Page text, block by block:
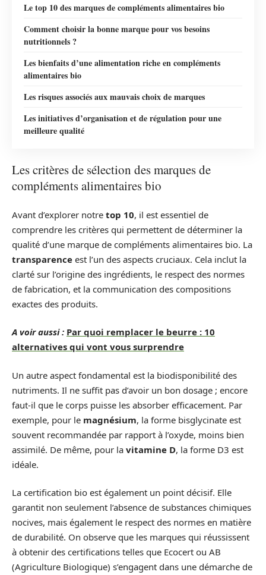
Le top 10 des marques de compléments alimentaires bio
Comment choisir la bonne marque pour vos besoins
nutritionnels ?
Les bienfaits d’une alimentation riche en compléments
alimentaires bio
Les risques associés aux mauvais choix de marques
Les initiatives d’organisation et de régulation pour une
meilleure qualité
Les critères de sélection des marques de
compléments alimentaires bio
Avant d’explorer notre top 10, il est essentiel de
comprendre les critères qui permettent de déterminer la
qualité d’une marque de compléments alimentaires bio. La
transparence est l’un des aspects cruciaux. Cela inclut la
clarté sur l’origine des ingrédients, le respect des normes
de fabrication, et la communication des compositions
exactes des produits.
A voir aussi : Par quoi remplacer le beurre : 10
alternatives qui vont vous surprendre
Un autre aspect fondamental est la biodisponibilité des
nutriments. Il ne suffit pas d’avoir un bon dosage ; encore
faut-il que le corps puisse les absorber efficacement. Par
exemple, pour le magnésium, la forme bisglycinate est
souvent recommandée par rapport à l’oxyde, moins bien
assimilé. De même, pour la vitamine D, la forme D3 est
idéale.
La certification bio est également un point décisif. Elle
garantit non seulement l’absence de substances chimiques
nocives, mais également le respect des normes en matière
de durabilité. On observe que les marques qui réussissent
à obtenir des certifications telles que Ecocert ou AB
(Agriculture Biologique) s’engagent dans une démarche de